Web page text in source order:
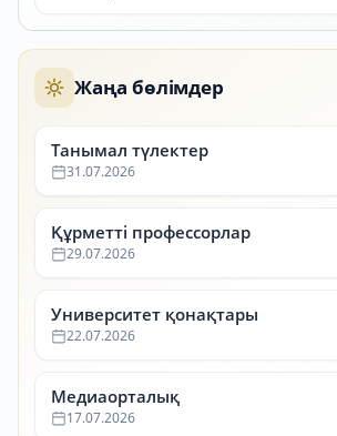
Жаңа бөлімдер
Танымал түлектер
31.07.2026
Құрметті профессорлар
29.07.2026
Университет қонақтары
22.07.2026
Медиаорталық
17.07.2026